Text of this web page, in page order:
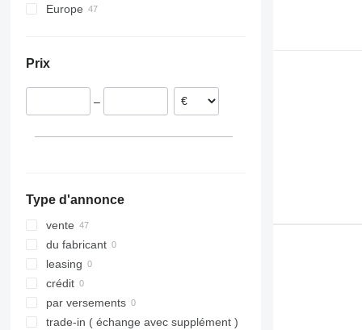
R460
R560
R620
Europe
Prix
–
Type d'annonce
vente
du fabricant
leasing
crédit
par versements
trade-in ( échange avec supplément )